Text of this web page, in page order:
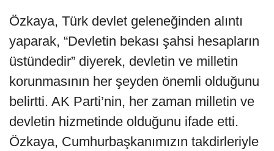
Özkaya, Türk devlet geleneğinden alıntı
yaparak, “Devletin bekası şahsi hesapların
üstündedir” diyerek, devletin ve milletin
korunmasının her şeyden önemli olduğunu
belirtti. AK Parti’nin, her zaman milletin ve
devletin hizmetinde olduğunu ifade etti.
Özkaya, Cumhurbaşkanımızın takdirleriyle